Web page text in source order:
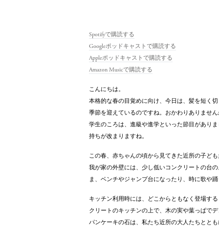
Spotifyで購読する
Googleポッドキャストで購読する
Appleポッドキャストで購読する
Amazon Musicで購読する
こんにちは。
本格的な春の目覚めに向け、今日は、髪を短く
季節を迎えているのですね。おかわりありません
学生のころは、進級や進学といった節目があり
持ちが改まりますね。
この春、赤ちゃんの頃から見てきた近所の子ども
我が家の外壁には、少し低いコンクリートの台
ま、ベンチやジャンプ台になったり、時に歌や
キッチン利用時には、どこからともなく登場す
クリートのキッチンの上で、木の実や葉っぱで
パンケーキの石は、私たち近所の大人たちとと